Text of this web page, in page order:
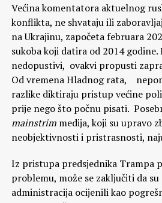
Većina komentatora aktuelnog
konflikta, ne shvataju ili
na Ukrajinu, započeta februara
sukoba koji datira od 2014
nedopustivi, ovakvi propusti
Od vremena Hladnog rata,
razlike diktiraju pristup većine
prije nego što počnu pisati.
mainstrimmedija, koji su upravo
neobjektivnosti i pristrasnosti,
Iz pristupa predsjednika Trampa
problemu, može se zaključiti da
administracija ocijenili kao